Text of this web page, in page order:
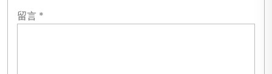
留言 *